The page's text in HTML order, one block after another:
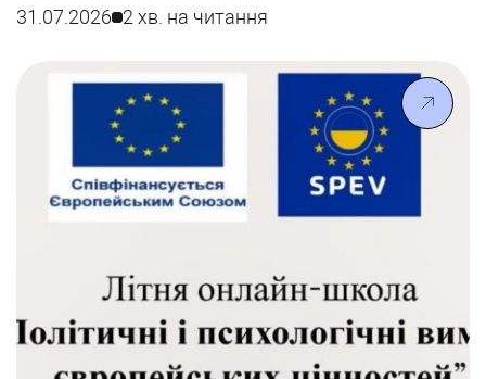
Ради ветеранів війни за незалежність України,
публічного управління та залучення до
формування державних політик.
31.07.2026 2 хв. на читання